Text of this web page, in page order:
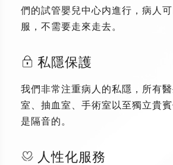
們的試管嬰兒中心内進行，病人
服，不需要走來走去。
私隱保護
我們非常注重病人的私隱，所有
室、抽血室、手術室以至獨立貴
是隔音的。
人性化服務